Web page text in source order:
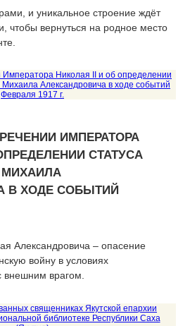
и уникальное строение ждёт
чтобы вернуться на родное место
ИМПЕРАТОРА
СТАТУСА
МИХАИЛА
В ХОДЕ СОБЫТИЙ
Александровича – опасение
войну в условиях
врагом.